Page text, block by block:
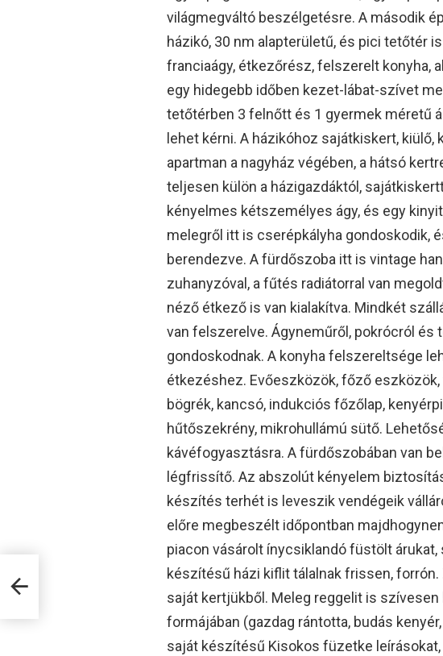
világmegváltó beszélgetésre. A második
házikó, 30 nm alapterületű, és pici tetőtér
franciaágy, étkezőrész, felszerelt konyha,
egy hidegebb időben kezet-lábat-szívet
tetőtérben 3 felnőtt és 1 gyermek méretű
lehet kérni. A házikóhoz sajátkiskert,
apartman a nagyház végében, a hátsó
teljesen külön a házigazdáktól,
kényelmes kétszemélyes ágy, és egy
melegről itt is cserépkályha gondoskodik,
berendezve. A fürdőszoba itt is vintage
zuhanyzóval, a fűtés radiátorral van
néző étkező is van kialakítva. Mindkét
van felszerelve. Ágyneműről, pokrócról és
gondoskodnak. A konyha felszereltsége
étkezéshez. Evőeszközök, főző eszközök,
bögrék, kancsó, indukciós főzőlap,
hűtőszekrény, mikrohullámú sütő.
kávéfogyasztásra. A fürdőszobában van
légfrissítő. Az abszolút kényelem
készítés terhét is leveszik vendégeik
előre megbeszélt időpontban
piacon vásárolt ínycsiklandó füstölt
készítésű házi kiflit tálalnak frissen, forrón.
saját kertjükből. Meleg reggelit is
formájában (gazdag rántotta, budás
saját készítésű Kisokos füzetke